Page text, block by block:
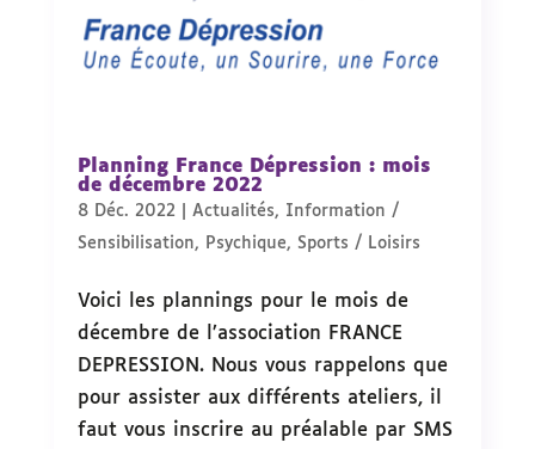
Planning France Dépression : mois
de décembre 2022
8 Déc. 2022| Actualités, Information /
Sensibilisation, Psychique, Sports / Loisirs
Voici les plannings pour le mois de
décembre de l’association FRANCE
DEPRESSION. Nous vous rappelons que
pour assister aux différents ateliers, il
faut vous inscrire au préalable par SMS